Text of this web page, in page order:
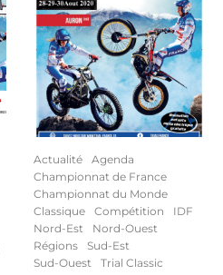
Actualité
Agenda
Championnat de France
Championnat du Monde
Classique
Compétition
IDF
Nord-Est
Nord-Ouest
Régions
Sud-Est
Sud-Ouest
Trial Classic